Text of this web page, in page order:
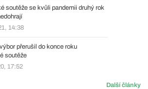
soutěže se kvůli pandemii druhý rok
14:38
přerušil do konce roku
soutěže
17:52
Další články